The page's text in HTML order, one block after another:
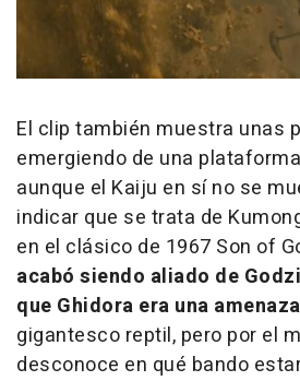
El clip también muestra unas
emergiendo de una
aunque el Kaiju en sí no se
indicar que se trata de
en el clásico de 1967 Son of
acabó siendo aliado de
que Ghidora era una
gigantesco reptil, pero por el
desconoce en qué bando